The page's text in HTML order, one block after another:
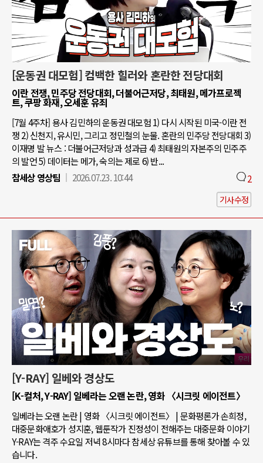
[운동권 대모험] 컴백한 힐러와 혼란한 전당대회
이란 전쟁, 민주당 전당대회, 더불어근저당, 최태원, 메가프로젝
트, 쿠팡 화재, 오세훈 유죄
[7월 4주차] 용사 김민하의 운동권 대모험 1) 다시 시작된 미국-이란 전
쟁 2) 신천지, 유시민, 그리고 정민철의 눈물. 혼란의 민주당 전당대회 3)
이재명 발 뉴스 : 더불어근저당과 성과급 4) 최태원의 자본주의 민주주
의 발언 5) 데이터는 메가, 숙의는 제로 6) 반...
참세상 영상팀
2026.07.23. 10:44 2
기사수정
[Y-RAY] 일베와 경상도
[K-컬처, Y-RAY] 일베라는 오랜 논란, 영화 〈시크릿 에이전트〉
일베라는 오랜 논란 | 영화 〈시크릿 에이전트〉 | 문화평론가 손희정,
대중문화애호가 성지훈, 웹툰작가 진정성이 전해주는 대중문화 이야기
Y-RAY는 격주 수요일 저녁 8시마다 참세상 유튜브를 통해 찾아볼 수 있
습니다.